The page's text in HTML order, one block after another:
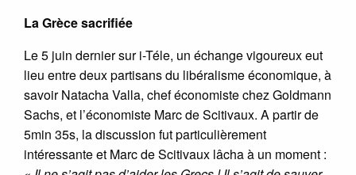
La Grèce sacrifiée
Le 5 juin dernier sur i-Téle, un échange vigoureux eut
lieu entre deux partisans du libéralisme économique, à
savoir Natacha Valla, chef économiste chez Goldmann
Sachs, et l’économiste Marc de Scitivaux. A partir de
5min 35s, la discussion fut particulièrement
intéressante et Marc de Scitivaux lâcha à un moment :